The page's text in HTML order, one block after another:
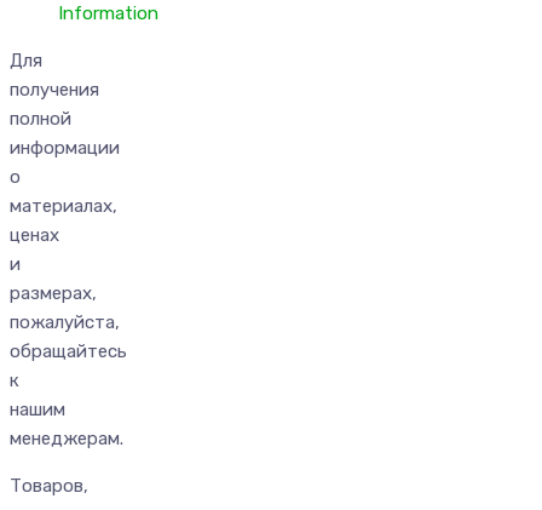
Information
Для
получения
полной
информации
о
материалах,
ценах
и
размерах,
пожалуйста,
обращайтесь
к
нашим
менеджерам.
Товаров,